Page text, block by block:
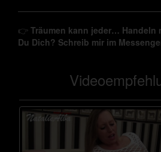
👉 Träumen kann jeder…
Du Dich? Schreib mir im